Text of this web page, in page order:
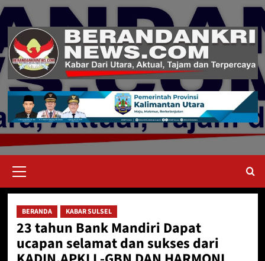
Skip
content
Menu
BERANDA KABAR SULSEL
23 tahun Bank Mandiri Dapat
ucapan selamat dan sukses dari